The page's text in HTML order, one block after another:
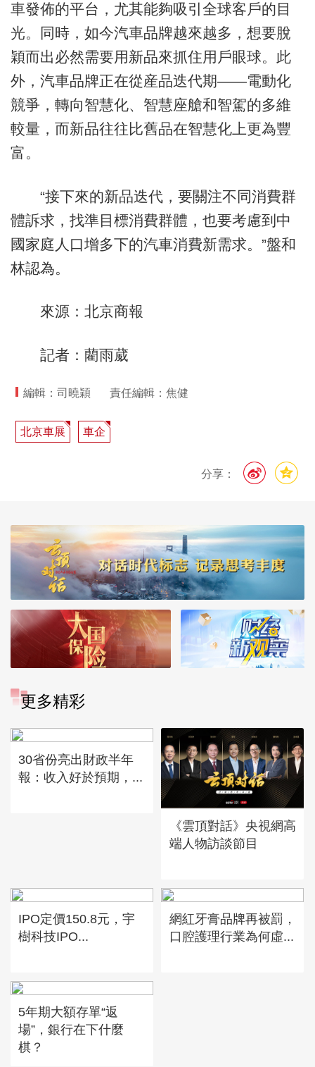
車發佈的平台，尤其能夠吸引全球客戶的目
光。同時，如今汽車品牌越來越多，想要脫
穎而出必然需要用新品來抓住用戶眼球。此
外，汽車品牌正在從産品迭代期——電動化
競爭，轉向智慧化、智慧座艙和智駕的多維
較量，而新品往往比舊品在智慧化上更為豐
富。
“接下來的新品迭代，要關注不同消費群
體訴求，找準目標消費群體，也要考慮到中
國家庭人口增多下的汽車消費新需求。”盤和
林認為。
來源：北京商報
記者：藺雨葳
編輯：司曉穎 責任編輯：焦健
北京車展 車企
分享：
更多精彩
30省份亮出財政半年
報：收入好於預期，...
《雲頂對話》央視網高
端人物訪談節目
IPO定價150.8元，宇
樹科技IPO...
網紅牙膏品牌再被罰，
口腔護理行業為何虛...
5年期大額存單“返
場”，銀行在下什麼
棋？